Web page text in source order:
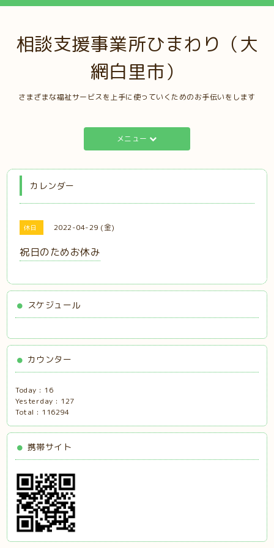
相談支援事業所ひまわり（大
網白里市）
さまざまな福祉サービスを上手に使っていくためのお手伝いをします
メニュー
カレンダー
休日 2022-04-29 (金)
祝日のためお休み
スケジュール
カウンター
Today : 16
Yesterday : 127
Total : 116294
携帯サイト